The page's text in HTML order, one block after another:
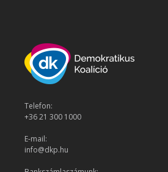
Telefon:
+36 21 300 1000
E-mail:
info@dkp.hu